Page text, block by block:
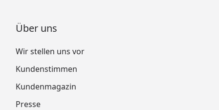
Über uns
Wir stellen uns vor
Kundenstimmen
Kundenmagazin
Presse